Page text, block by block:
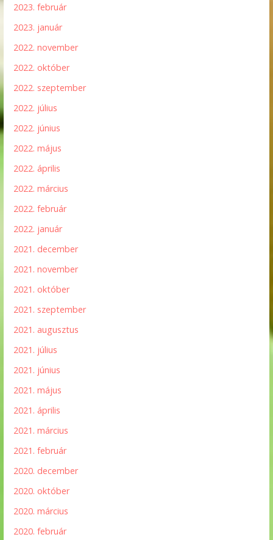
2023. február
2023. január
2022. november
2022. október
2022. szeptember
2022. július
2022. június
2022. május
2022. április
2022. március
2022. február
2022. január
2021. december
2021. november
2021. október
2021. szeptember
2021. augusztus
2021. július
2021. június
2021. május
2021. április
2021. március
2021. február
2020. december
2020. október
2020. március
2020. február